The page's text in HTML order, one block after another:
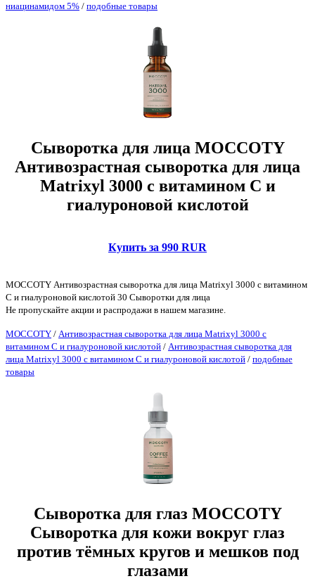
ниацинамидом 5% / подобные товары
Сыворотка для лица MOCCOTY
Антивозрастная сыворотка для лица
Matrixyl 3000 с витамином С и
гиалуроновой кислотой
Купить за 990 RUR
MOCCOTY Антивозрастная сыворотка для лица Matrixyl 3000 с витамином
С и гиалуроновой кислотой 30 Сыворотки для лица
Не пропускайте акции и распродажи в нашем магазине.
MOCCOTY / Антивозрастная сыворотка для лица Matrixyl 3000 с
витамином С и гиалуроновой кислотой / Антивозрастная сыворотка для
лица Matrixyl 3000 с витамином С и гиалуроновой кислотой / подобные
товары
Сыворотка для глаз MOCCOTY
Сыворотка для кожи вокруг глаз
против тёмных кругов и мешков под
глазами